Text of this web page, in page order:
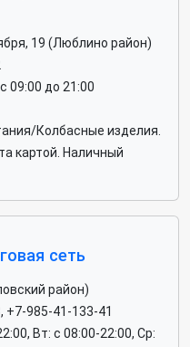
19 (Люблино район)
09:00 до 21:00
Колбасные изделия.
картой. Наличный
сеть
район)
+7-985-41-133-41
Вт: c 08:00-22:00, Ср: